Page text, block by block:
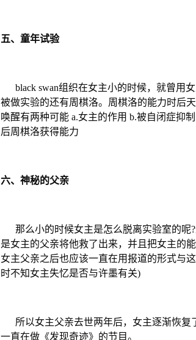
五、童年试验
black swan组织在女主小的时候，就曾用
被做实验的还有周棋洛。周棋洛的能力时后
唤醒有两种可能 a.女主的作用 b.被自闭症抑
后周棋洛获得能力
六、神秘的父亲
那么小的时候女主是怎么脱离实验室的呢?
是女主的父亲将他救了出来，并且把女主的能
女主父亲之后也应该一直在用报道的形式与
时不知女主失忆是否与许墨有关)
所以女主父亲去世两年后，女主逐渐恢复
一直在做《发现奇迹》的节目。